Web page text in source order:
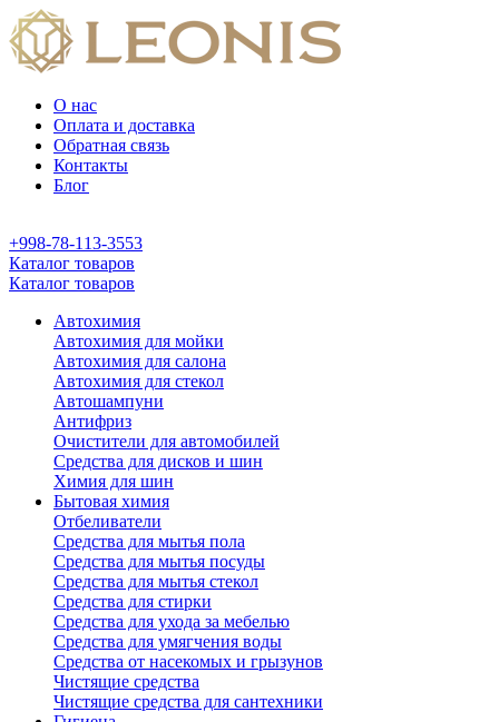
О нас
Оплата и доставка
Обратная связь
Контакты
Блог
+998-78-113-3553
Каталог товаров
Каталог товаров
Автохимия
Автохимия для мойки
Автохимия для салона
Автохимия для стекол
Автошампуни
Антифриз
Очистители для автомобилей
Средства для дисков и шин
Химия для шин
Бытовая химия
Отбеливатели
Средства для мытья пола
Средства для мытья посуды
Средства для мытья стекол
Средства для стирки
Средства для ухода за мебелью
Средства для умягчения воды
Средства от насекомых и грызунов
Чистящие средства
Чистящие средства для сантехники